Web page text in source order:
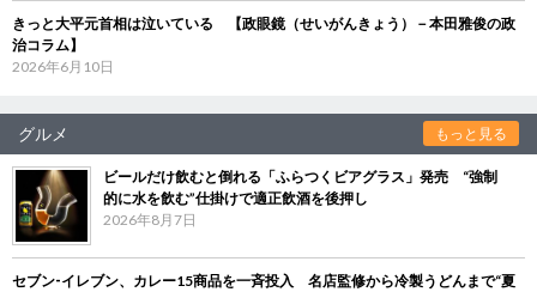
きっと大平元首相は泣いている 【政眼鏡（せいがんきょう）－本田雅俊の政
治コラム】
2026年6月10日
グルメ もっと見る
ビールだけ飲むと倒れる「ふらつくビアグラス」発売 “強制
的に水を飲む”仕掛けで適正飲酒を後押し
2026年8月7日
セブン‐イレブン、カレー15商品を一斉投入 名店監修から冷製うどんまで“夏